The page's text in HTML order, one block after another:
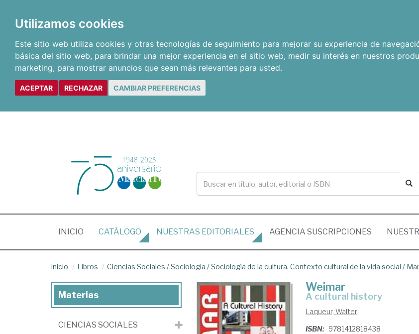
Utilizamos cookies
Este sitio web utiliza cookies y otras tecnologías de seguimiento para mejorar su experiencia de
básica del sitio web, para brindar una mejor experiencia en el sitio web, medir su interés en nuestros
marketing, para mostrar anuncios que sean más relevantes para usted.
ACEPTAR RECHAZAR CAMBIAR PREFERENCIAS
INICIO (CURRENT)
CATÁLOGO NUESTRAS EDITORIALES AGENCIA SUSCRIPCIONES
Inicio Libros Ciencias Sociales /Sociología /Sociología de la cultura. Contexto cultural de la vida social /
Weimar
a cultural history
Laqueur, Walter
ISBN: 9781412818438
Materias
CIENCIAS SOCIALES